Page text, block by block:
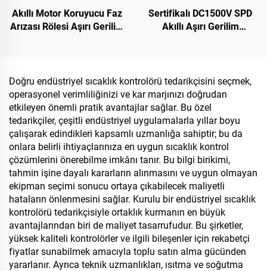
Akıllı Motor Koruyucu Faz
Arızası Rölesi Aşırı Gerilim
Sertifikalı DC1500V SPD
Akıllı Aşırı Gerilim
Doğru endüstriyel sıcaklık kontrolörü tedarikçisini seçmek,
operasyonel verimliliğinizi ve kar marjınızı doğrudan
etkileyen önemli pratik avantajlar sağlar. Bu özel
tedarikçiler, çeşitli endüstriyel uygulamalarla yıllar boyu
çalışarak edindikleri kapsamlı uzmanlığa sahiptir; bu da
onlara belirli ihtiyaçlarınıza en uygun sıcaklık kontrol
çözümlerini önerebilme imkânı tanır. Bu bilgi birikimi,
tahmin işine dayalı kararların alınmasını ve uygun olmayan
ekipman seçimi sonucu ortaya çıkabilecek maliyetli
hataların önlenmesini sağlar. Kurulu bir endüstriyel sıcaklık
kontrolörü tedarikçisiyle ortaklık kurmanın en büyük
avantajlarından biri de maliyet tasarrufudur. Bu şirketler,
yüksek kaliteli kontrolörler ve ilgili bileşenler için rekabetçi
fiyatlar sunabilmek amacıyla toplu satın alma gücünden
yararlanır. Ayrıca teknik uzmanlıkları, ısıtma ve soğutma